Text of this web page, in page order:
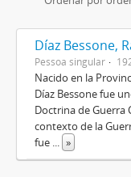
Díaz Bessone,
Pessoa singular
Nacido en la
Díaz Bessone fue
Doctrina de Guerra
contexto de la
fue ... »